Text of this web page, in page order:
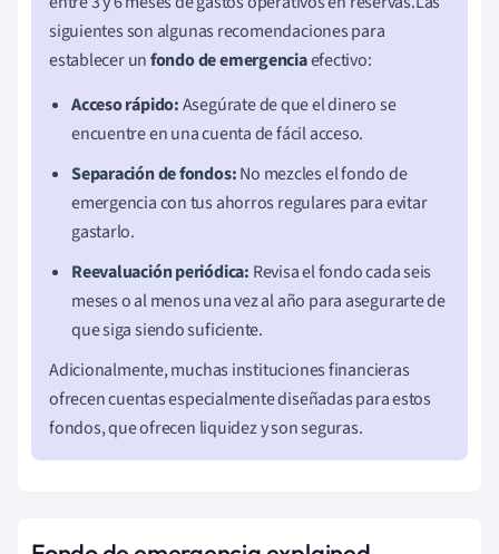
siguientes son algunas recomendaciones para
establecer unfondo de emergenciaefectivo:
Acceso rápido:Asegúrate de que el dinero se
encuentre en una cuenta de fácil acceso.
Separación de fondos:No mezcles el fondo de
emergencia con tus ahorros regulares para evitar
gastarlo.
Reevaluación periódica: Revisa el fondo cada seis
meses o al menos una vez al año para asegurarte de
que siga siendo suficiente.
Adicionalmente, muchas instituciones financieras
ofrecen cuentas especialmente diseñadas para estos
fondos, que ofrecen liquidez y son seguras.